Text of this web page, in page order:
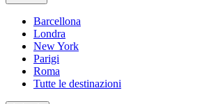
Barcellona
Londra
New York
Parigi
Roma
Tutte le destinazioni